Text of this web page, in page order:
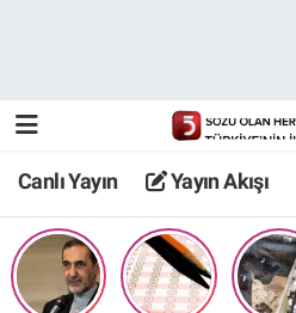
Canlı Yayın Yayın Akışı
TV 5 Ekranı ve Arşiv